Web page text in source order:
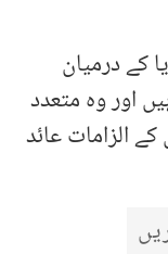
کے درمیان
اور وہ متعدد
الزامات عائد